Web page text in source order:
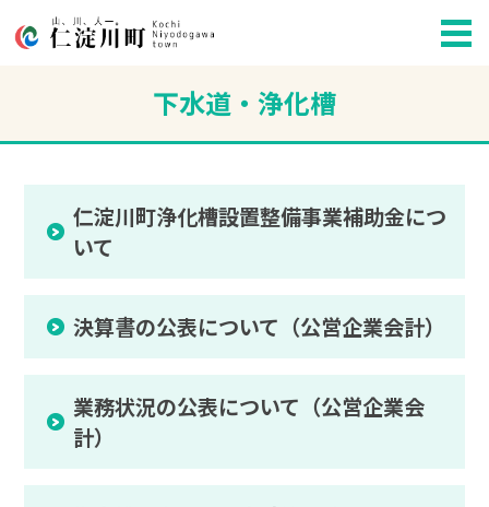
下水道・浄化槽
仁淀川町浄化槽設置整備事業補助金につ
いて
決算書の公表について（公営企業会計）
業務状況の公表について（公営企業会
計）